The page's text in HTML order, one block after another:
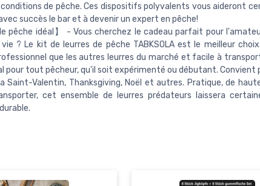
de pêche. Ces dispositifs polyvalents vous aideront
succès le bar et à devenir un expert en pêche!
de pêche idéal】 - Vous cherchez le cadeau parfait pour
? Le kit de leurres de pêche TABKSOLA est le meilleur
que les autres leurres du marché et facile à
pour tout pêcheur, qu'il soit expérimenté ou débutant. Convient
Saint-Valentin, Thanksgiving, Noël et autres. Pratique, de
cet ensemble de leurres prédateurs laissera